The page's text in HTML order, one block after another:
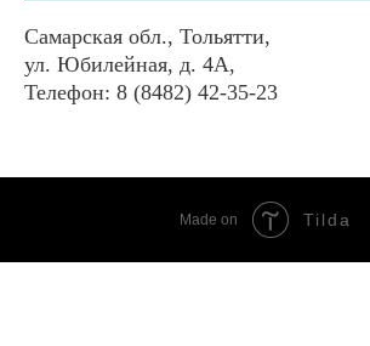
Самарская обл., Тольятти,
ул. Юбилейная, д. 4А,
Телефон: 8 (8482) 42-35-23
Made on Tilda